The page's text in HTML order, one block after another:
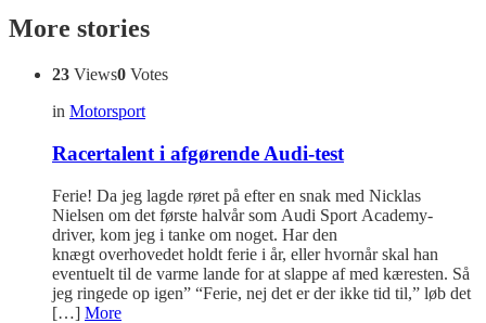
More stories
23 Views0 Votes
in Motorsport
Racertalent i afgørende Audi-test
Ferie! Da jeg lagde røret på efter en snak med Nicklas
Nielsen om det første halvår som Audi Sport Academy-
driver, kom jeg i tanke om noget. Har den
knægt overhovedet holdt ferie i år, eller hvornår skal han
eventuelt til de varme lande for at slappe af med kæresten. Så
jeg ringede op igen” “Ferie, nej det er der ikke tid til,” løb det
[…] More